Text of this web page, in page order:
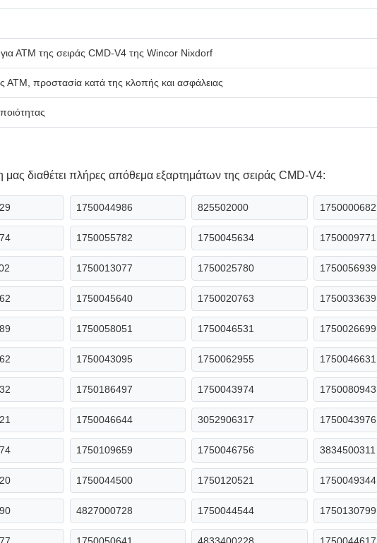
ΑΤΜ της σειράς CMD-V4 της Wincor Nixdorf
ΑΤΜ, προστασία κατά της κλοπής και ασφάλειας
διαθέτει πλήρες απόθεμα εξαρτημάτων της σειράς CMD-V4:
1750044986 825502000 1750000682
1750055782 1750045634 1750009771
1750013077 1750025780 1750056939
1750045640 1750020763 1750033639
1750058051 1750046531 1750026699
1750043095 1750062955 1750046631
1750186497 1750043974 1750080943
1750046644 3052906317 1750043976
1750109659 1750046756 3834500311
1750044500 1750120521 1750049344
4827000728 1750044544 1750130799